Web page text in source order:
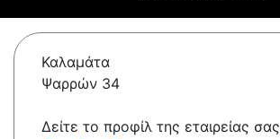
Καλαμάτα
Ψαρρών 34
Δείτε το προφίλ της εταιρείας σας